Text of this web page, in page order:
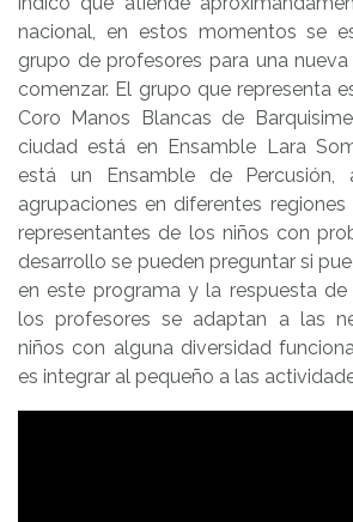
nacional, en estos momentos se
grupo de profesores para una
comenzar. El grupo que representa
Coro Manos Blancas de
ciudad está en Ensamble Lara
está un Ensamble de Percusión,
agrupaciones en diferentes regiones
representantes de los niños con
desarrollo se pueden preguntar si
en este programa y la respuesta
los profesores se adaptan a las
niños con alguna diversidad
es integrar al pequeño a las